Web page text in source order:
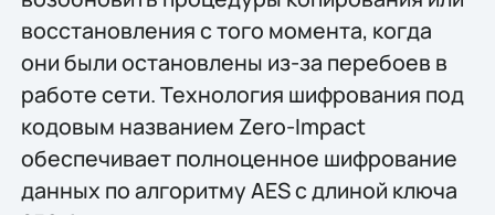
восстановления с того момента, когда
они были остановлены из-за перебоев в
работе сети. Технология шифрования под
кодовым названием Zero-Impact
обеспечивает полноценное шифрование
данных по алгоритму AES с длиной ключа